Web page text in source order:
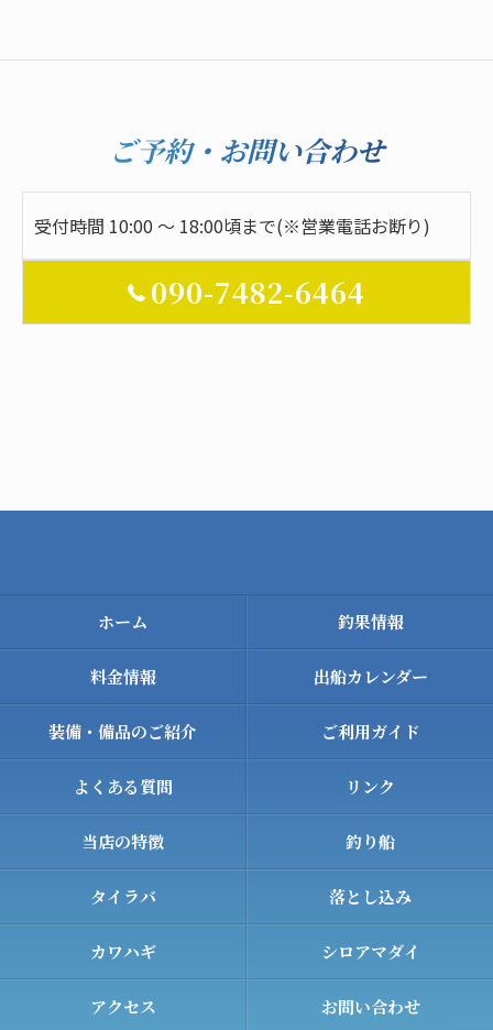
ご予約・お問い合わせ
受付時間 10:00 ～ 18:00頃まで(※営業電話お断り)
090-7482-6464
ホーム 釣果情報
料金情報 出船カレンダー
装備・備品のご紹介 ご利用ガイド
よくある質問 リンク
当店の特徴 釣り船
タイラバ 落とし込み
カワハギ シロアマダイ
アクセス お問い合わせ